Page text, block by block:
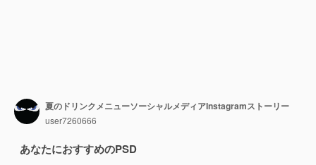
夏のドリンクメニューソーシャルメディアInstagramストーリー
user7260666
あなたにおすすめのPSD